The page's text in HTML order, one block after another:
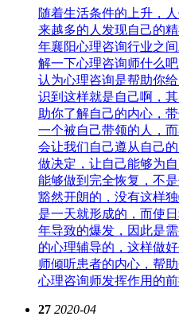
随着生活条件的上升，
来越多的人发现自己的
年襄阳心理咨询行业之
解一下心理咨询师什么
认为心理咨询是帮助你
识到这样就是自己啊，
助你了解自己的内心，
一个被自己带领的人，
会让我们自己遵从自己
做决定，让自己能够为
能够做到完全恢复，不
豁然开朗的，没有这样
是一天就形成的，而使
年导致的爆发，因此是
的心理辅导的，这样做
师倾听患者的内心，帮
心理咨询师发挥作用的
27 2020-04